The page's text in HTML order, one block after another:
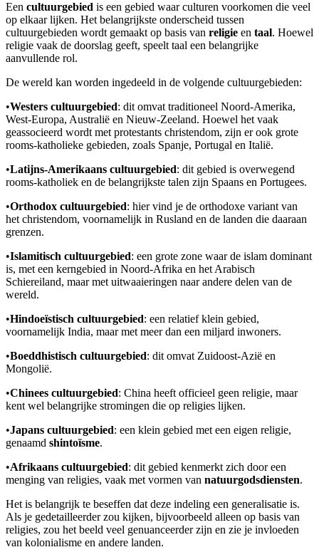
Een cultuurgebied is een gebied waar culturen voorkomen die veel
op elkaar lijken. Het belangrijkste onderscheid tussen
cultuurgebieden wordt gemaakt op basis van religie en taal. Hoewel
religie vaak de doorslag geeft, speelt taal een belangrijke
aanvullende rol.
De wereld kan worden ingedeeld in de volgende cultuurgebieden:
•Westers cultuurgebied: dit omvat traditioneel Noord-Amerika,
West-Europa, Australië en Nieuw-Zeeland. Hoewel het vaak
geassocieerd wordt met protestants christendom, zijn er ook grote
rooms-katholieke gebieden, zoals Spanje, Portugal en Italië.
•Latijns-Amerikaans cultuurgebied: dit gebied is overwegend
rooms-katholiek en de belangrijkste talen zijn Spaans en Portugees.
•Orthodox cultuurgebied: hier vind je de orthodoxe variant van
het christendom, voornamelijk in Rusland en de landen die daaraan
grenzen.
•Islamitisch cultuurgebied: een grote zone waar de islam dominant
is, met een kerngebied in Noord-Afrika en het Arabisch
Schiereiland, maar met uitwaaieringen naar andere delen van de
wereld.
•Hindoeïstisch cultuurgebied: een relatief klein gebied,
voornamelijk India, maar met meer dan een miljard inwoners.
•Boeddhistisch cultuurgebied: dit omvat Zuidoost-Azië en
Mongolië.
•Chinees cultuurgebied: China heeft officieel geen religie, maar
kent wel belangrijke stromingen die op religies lijken.
•Japans cultuurgebied: een klein gebied met een eigen religie,
genaamd shintoïsme.
•Afrikaans cultuurgebied: dit gebied kenmerkt zich door een
menging van religies, vaak met vormen van natuurgodsdiensten.
Het is belangrijk te beseffen dat deze indeling een generalisatie is.
Als je gedetailleerder zou kijken, bijvoorbeeld alleen op basis van
religies, zou het beeld veel genuanceerder zijn en zie je invloeden
van kolonialisme en andere landen.